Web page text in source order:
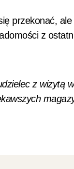
przekonać,
z
z wizytą